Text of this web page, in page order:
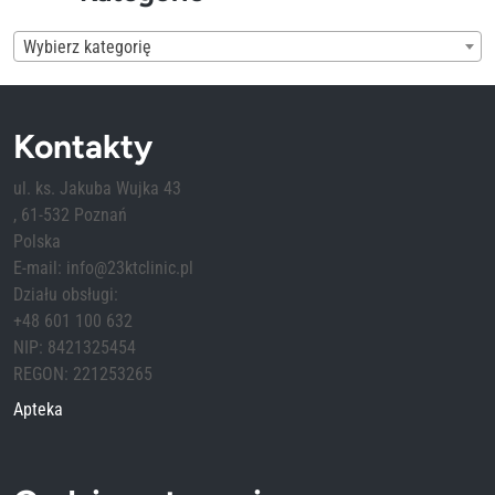
Wybierz kategorię
Kontakty
ul. ks. Jakuba Wujka 43
, 61-532 Poznań
Polska
E-mail: info@23ktclinic.pl
Działu obsługi:
+48 601 100 632
NIP: 8421325454
REGON: 221253265
Apteka